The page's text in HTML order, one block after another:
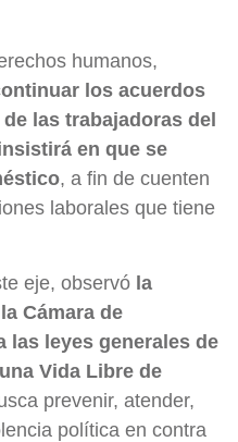
humanos,
los acuerdos
las trabajadoras del
en que se
, a fin de cuenten
laborales que tiene
eje, observó la
Cámara de
las leyes generales de
Vida Libre de
prevenir, atender,
política en contra